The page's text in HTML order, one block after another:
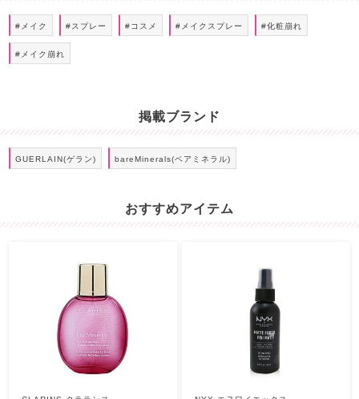
#メイク #スプレー #コスメ #メイクスプレー #化粧崩れ
#メイク崩れ
掲載ブランド
GUERLAIN(ゲラン) bareMinerals(ベアミネラル)
おすすめアイテム